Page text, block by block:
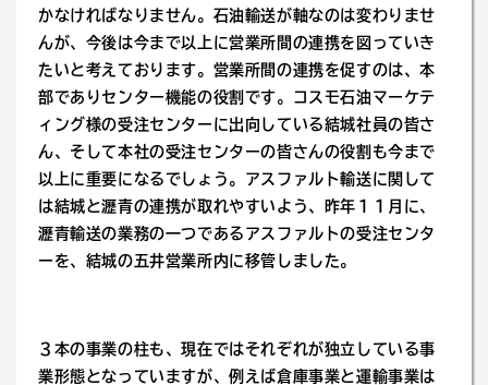
かなければなりません。石油輸送が軸なのは変わりませ
んが、今後は今まで以上に営業所間の連携を図っていき
たいと考えております。営業所間の連携を促すのは、本
部でありセンター機能の役割です。コスモ石油マーケテ
ィング様の受注センターに出向している結城社員の皆さ
ん、そして本社の受注センターの皆さんの役割も今まで
以上に重要になるでしょう。アスファルト輸送に関して
は結城と瀝青の連携が取れやすいよう、昨年１１月に、
瀝青輸送の業務の一つであるアスファルトの受注センタ
ーを、結城の五井営業所内に移管しました。
３本の事業の柱も、現在ではそれぞれが独立している事
業形態となっていますが、例えば倉庫事業と運輸事業は